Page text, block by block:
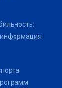
информация